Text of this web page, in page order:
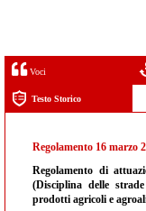
Voci
Testo Storico
Regolamento 16 marzo
Regolamento di
(Disciplina delle
prodotti agricoli e